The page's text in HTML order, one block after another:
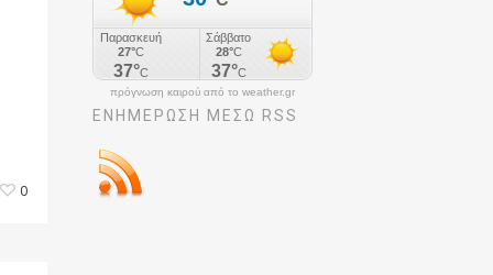
0
πρόγνωση καιρού από το weather.gr
ΕΝΗΜΈΡΩΣΉ ΜΕΣΩ RSS